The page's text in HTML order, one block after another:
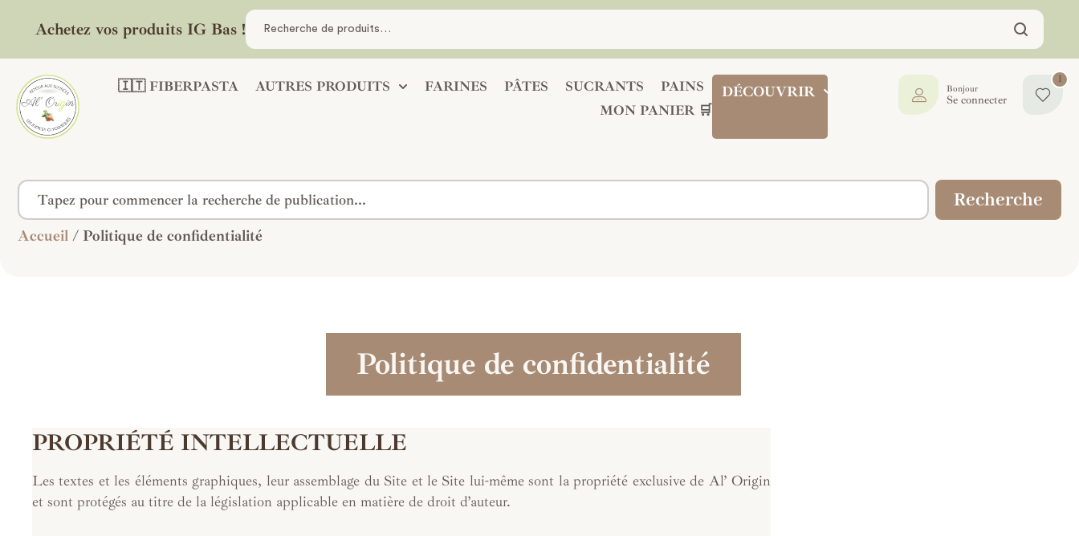
Achetez vos produits IG Bas !
🇮🇹 FIBERPASTA AUTRES PRODUITS FARINES PÂTES SUCRANTS
PAINS
MON PANIER 🛒
DÉCOUVRIR
1
Bonjour
Se connecter
Recherche
Accueil / Politique de confidentialité
Politique de confidentialité
PROPRIÉTÉ INTELLECTUELLE
Les textes et les éléments graphiques, leur assemblage du Site et le Site lui-même sont la propriété exclusive de Al’ Origin
et sont protégés au titre de la législation applicable en matière de droit d’auteur.